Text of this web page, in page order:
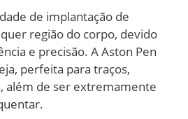
de implantação de
região do corpo, devido
e precisão. A Aston Pen
perfeita para traços,
além de ser extremamente